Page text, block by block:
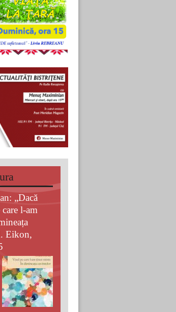
„Dacă
l-am
Eikon,